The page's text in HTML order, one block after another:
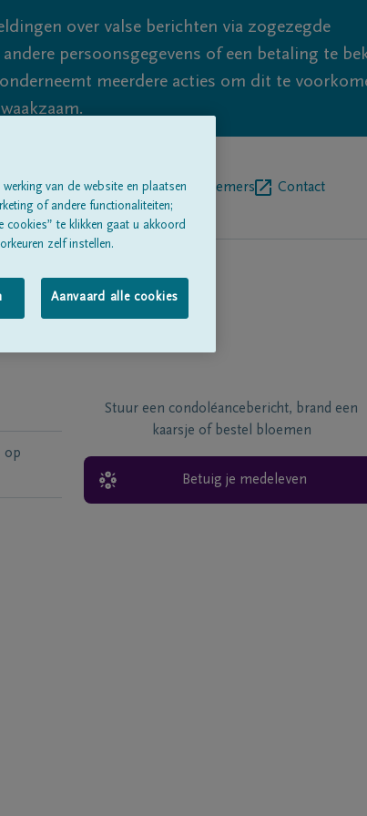
over valse berichten via zogezegde
persoonsgegevens of een betaling te
meerdere acties om dit te
Over onsBegrafenisondernemers Contact
op
Stuur een condoléancebericht, brand een
kaarsje of bestel bloemen
Betuig je medeleven
van de website en plaatsen
of andere functionaliteiten;
te klikken gaat u akkoord
zelf instellen.
Aanvaard alle cookies